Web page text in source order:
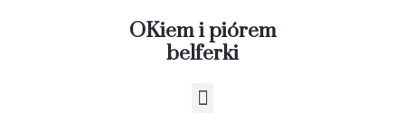
OKiem i piórem
belferki